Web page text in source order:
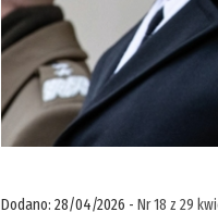
Dodano: 28/04/2026 -Nr 18 z 29